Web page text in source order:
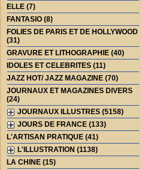
ELLE (7)
FANTASIO (8)
FOLIES DE PARIS ET DE HOLLYWOOD
(31)
GRAVURE ET LITHOGRAPHIE (40)
IDOLES ET CELEBRITES (11)
JAZZ HOT/ JAZZ MAGAZINE (70)
JOURNAUX ET MAGAZINES DIVERS
(24)
JOURNAUX ILLUSTRES (5158)
JOURS DE FRANCE (133)
L'ARTISAN PRATIQUE (41)
L'ILLUSTRATION (1138)
LA CHINE (15)